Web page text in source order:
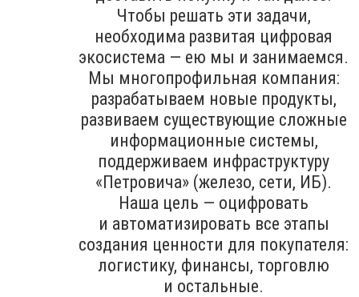
Чтобы решать эти задачи,
необходима развитая цифровая
экосистема — ею мы и занимаемся.
Мы многопрофильная компания:
разрабатываем новые продукты,
развиваем существующие сложные
информационные системы,
поддерживаем инфраструктуру
«Петровича» (железо, сети, ИБ).
Наша цель — оцифровать
и автоматизировать все этапы
создания ценности для покупателя:
логистику, финансы, торговлю
и остальные.